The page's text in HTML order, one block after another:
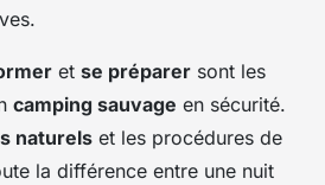
et se préparer sont les
camping sauvage en sécurité.
naturels et les procédures de
la différence entre une nuit